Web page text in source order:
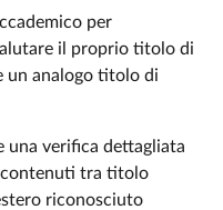
per
il proprio titolo di
un analogo titolo di
una verifica dettagliata
contenuti tra titolo
riconosciuto